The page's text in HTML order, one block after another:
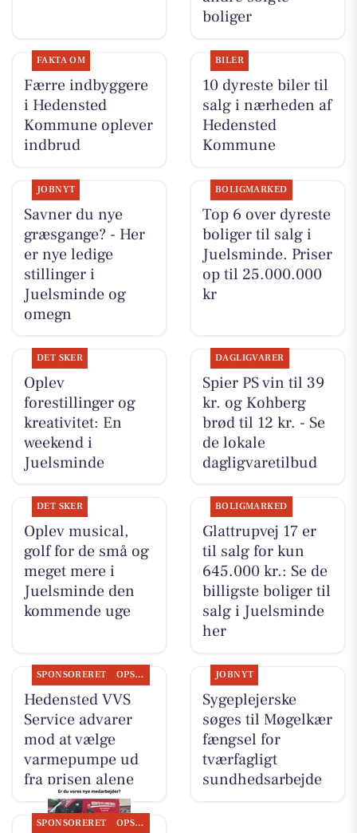
boliger
FAKTA OM
Færre indbyggere
i Hedensted
Kommune oplever
indbrud
BILER
10 dyreste biler til
salg i nærheden af
Hedensted
Kommune
JOBNYT
Savner du nye
græsgange? - Her
er nye ledige
stillinger i
Juelsminde og
omegn
BOLIGMARKED
Top 6 over dyreste
boliger til salg i
Juelsminde. Priser
op til 25.000.000
kr
DET SKER
Oplev
forestillinger og
kreativitet: En
weekend i
Juelsminde
DAGLIGVARER
Spier PS vin til 39
kr. og Kohberg
brød til 12 kr. - Se
de lokale
dagligvaretilbud
DET SKER
Oplev musical,
golf for de små og
meget mere i
Juelsminde den
kommende uge
BOLIGMARKED
Glattrupvej 17 er
til salg for kun
645.000 kr.: Se de
billigste boliger til
salg i Juelsminde
her
SPONSORERET OPSLAGSTAVLEN
Hedensted VVS
Service advarer
mod at vælge
varmepumpe ud
fra prisen alene
JOBNYT
Sygeplejerske
søges til Møgelkær
fængsel for
tværfagligt
sundhedsarbejde
SPONSORERET OPSLAGSTAVLEN